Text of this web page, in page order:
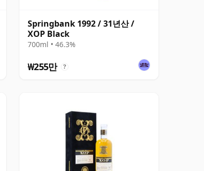
Springbank 1992 / 31년산 /
XOP Black
700ml • 46.3%
₩255만 ?